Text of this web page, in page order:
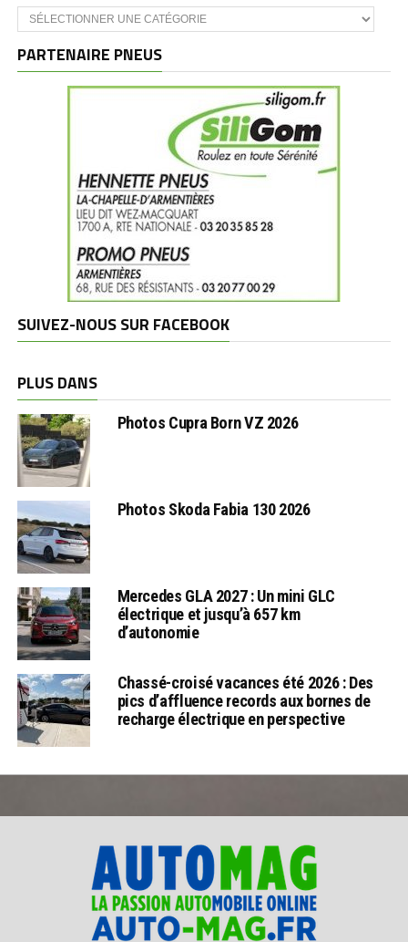
Catégories
et
PARTENAIRE PNEUS
SUIVEZ-NOUS SUR FACEBOOK
PLUS DANS
Photos Cupra Born VZ 2026
Photos Skoda Fabia 130 2026
Mercedes GLA 2027 : Un mini GLC
électrique et jusqu’à 657 km
d’autonomie
Chassé-croisé vacances été 2026 : Des
pics d’affluence records aux bornes de
recharge électrique en perspective